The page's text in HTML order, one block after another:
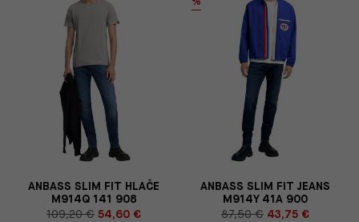
ANBASS SLIM FIT HLAČE
M914Q 141 908
109,20 € 54,60 €
ANBASS SLIM FIT JEANS
M914Y 41A 900
87,50 € 43,75 €